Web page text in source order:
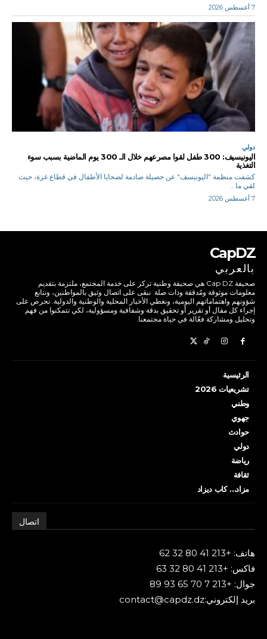
7 أغسطس 2026
دولي
اليونيسيف: 300 طفل لقوا مصرعهم خلال الـ 300 يوم الماضية بسبب سوء
التغذية
كشفت منظمة "اليونيسف" عن حصيلة صادمة لضحايا الأطفال في قطاع غزة، حيث
لقي ما...
7 أغسطس 2026
CapDZ
بالعربي
صحيفة Cap DZ هي صحيفة وطنية تركز على خدمة المجتمع، ملتزمة بتقديم
معلومات موثوقة ومُدققة وذات صلة. نبقى على اتصال وثيق بالمواطنين، ونتابع
شؤونهم واهتماماتهم اليومية، ونغطي الأخبار المحلية والوطنية والدولية. نحرص على
إجراء كل مقال أو تقرير أو تحقيق بدقة وشفافية ومسؤولية، لكي تتمكنوا من فهم
وتحليل ومشاركة فعّالة في حياة مجتمعنا.
الرئيسية
تشريعيات 2026
وطني
جهوي
حوادث
دولي
رياضة
ثقافة
مزاد… كاب ديزاد
اتصال
هاتف: +213 41 80 32 62
فاكس: +213 41 80 32 63
جوال: +213 7 70 65 93 89
بريد إلكتروني:contact@capdz.dz